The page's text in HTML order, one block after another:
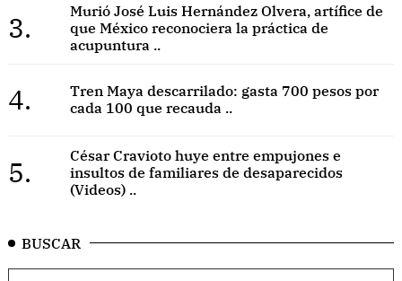
3.
Murió José Luis Hernández Olvera, artífice de
que México reconociera la práctica de
acupuntura ..
4.
Tren Maya descarrilado: gasta 700 pesos por
cada 100 que recauda ..
5.
César Cravioto huye entre empujones e
insultos de familiares de desaparecidos
(Videos) ..
BUSCAR